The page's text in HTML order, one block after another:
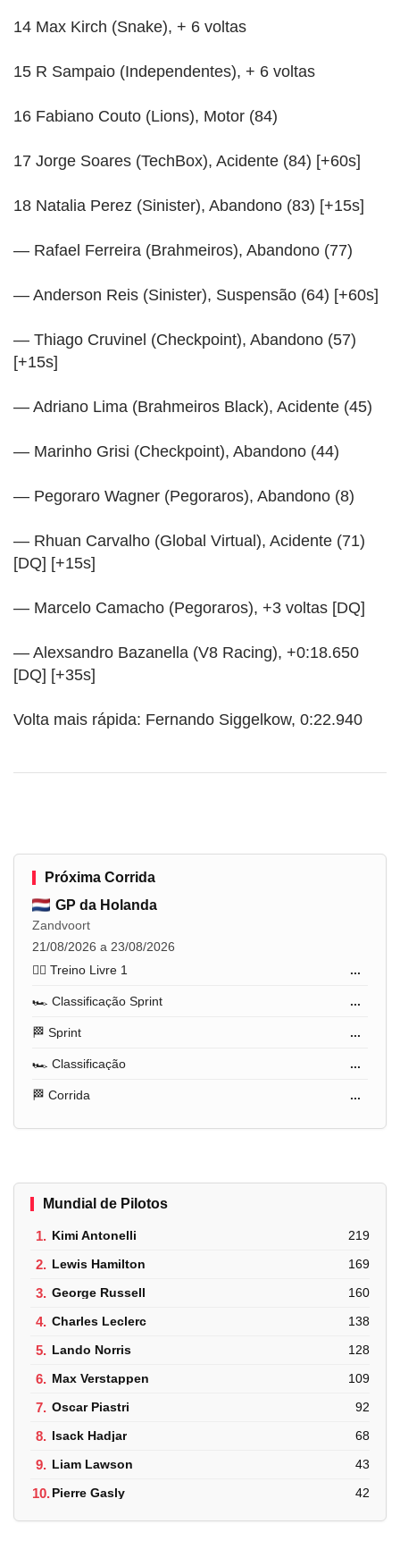
14 Max Kirch (Snake), + 6 voltas
15 R Sampaio (Independentes), + 6 voltas
16 Fabiano Couto (Lions), Motor (84)
17 Jorge Soares (TechBox), Acidente (84) [+60s]
18 Natalia Perez (Sinister), Abandono (83) [+15s]
— Rafael Ferreira (Brahmeiros), Abandono (77)
— Anderson Reis (Sinister), Suspensão (64) [+60s]
— Thiago Cruvinel (Checkpoint), Abandono (57)
[+15s]
— Adriano Lima (Brahmeiros Black), Acidente (45)
— Marinho Grisi (Checkpoint), Abandono (44)
— Pegoraro Wagner (Pegoraros), Abandono (8)
— Rhuan Carvalho (Global Virtual), Acidente (71)
[DQ] [+15s]
— Marcelo Camacho (Pegoraros), +3 voltas [DQ]
— Alexsandro Bazanella (V8 Racing), +0:18.650
[DQ] [+35s]
Volta mais rápida: Fernando Siggelkow, 0:22.940
Próxima Corrida
GP da Holanda
Zandvoort
21/08/2026 a 23/08/2026
🏋️‍♂️ Treino Livre 1
...
🏎️ Classificação Sprint ...
🏁 Sprint ...
🏎️ Classificação ...
🏁 Corrida ...
Mundial de Pilotos
1. Kimi Antonelli 219
2. Lewis Hamilton 169
3. George Russell 160
4. Charles Leclerc 138
5. Lando Norris 128
6. Max Verstappen 109
7. Oscar Piastri 92
8. Isack Hadjar 68
9. Liam Lawson 43
10.Pierre Gasly 42